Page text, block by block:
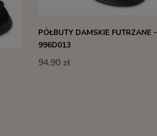
PÓŁBUTY DAMSKIE FUTRZANE -
996D013
94,90 zł